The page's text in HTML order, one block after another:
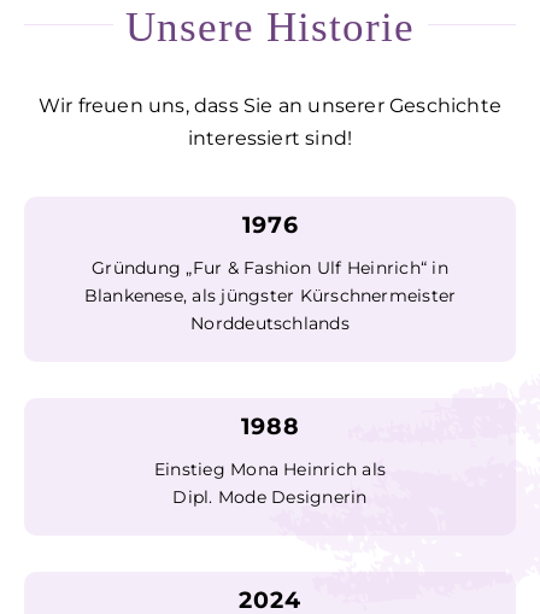
Unsere Historie
Wir freuen uns, dass Sie an unserer Geschichte
interessiert sind!
1976
Gründung „Fur & Fashion Ulf Heinrich“ in
Blankenese, als jüngster Kürschnermeister
Norddeutschlands
1988
Einstieg Mona Heinrich als
Dipl. Mode Designerin
2024